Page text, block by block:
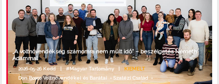
„A voltnövendékség számomra nem múlt idő” – beszélgetés Németh
Ádámmal
2026-05-26 Kedd |#Magyar Tartomány| KIEMELT
Don Bosco Voltnövendékei és Barátai
•Szalézi Család •